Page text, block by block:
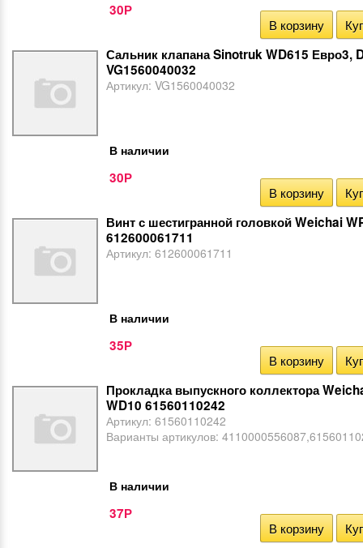
30Р
В корзину
Сальник клапана Sinotruk WD615 Евро3,
VG1560040032
Артикул: VG1560040032
В наличии
30Р
В корзину
Винт с шестигранной головкой Weichai
612600061711
Артикул: 612600061711
В наличии
35Р
В корзину
Прокладка выпускного коллектора
WD10 61560110242
Артикул: 61560110242
Варианты артикулов:
В наличии
37Р
В корзину